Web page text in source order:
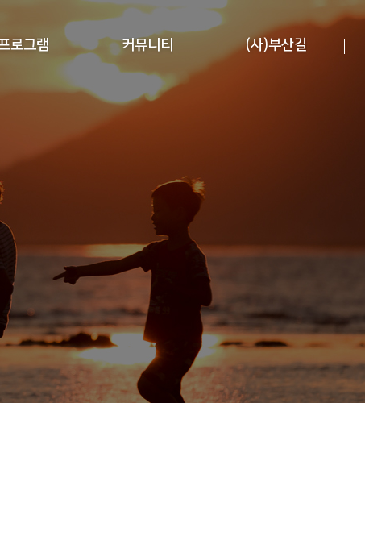
로그램 커뮤니티 (사)부산길